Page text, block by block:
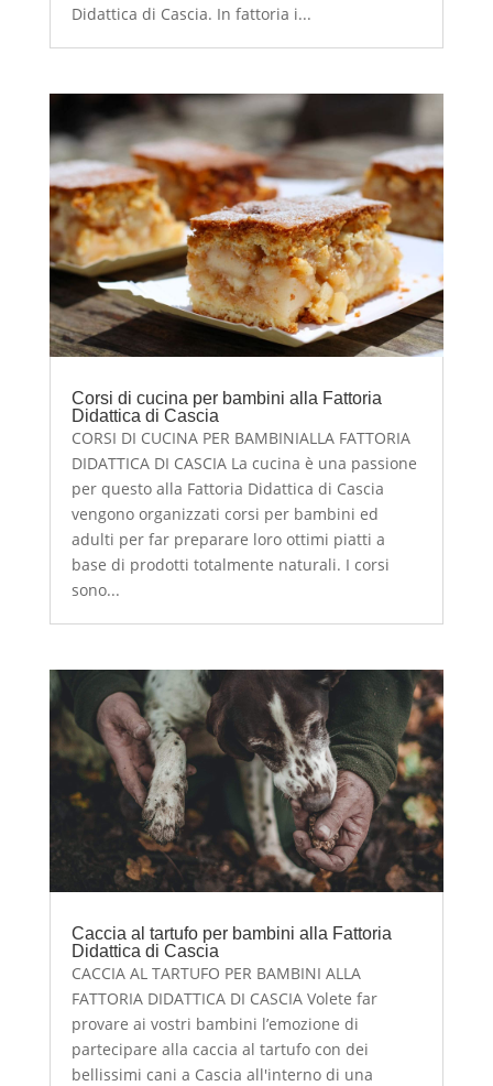
Didattica di Cascia. In fattoria i...
Corsi di cucina per bambini alla Fattoria
Didattica di Cascia
CORSI DI CUCINA PER BAMBINIALLA FATTORIA
DIDATTICA DI CASCIA La cucina è una passione
per questo alla Fattoria Didattica di Cascia
vengono organizzati corsi per bambini ed
adulti per far preparare loro ottimi piatti a
base di prodotti totalmente naturali. I corsi
sono...
Caccia al tartufo per bambini alla Fattoria
Didattica di Cascia
CACCIA AL TARTUFO PER BAMBINI ALLA
FATTORIA DIDATTICA DI CASCIA Volete far
provare ai vostri bambini l’emozione di
partecipare alla caccia al tartufo con dei
bellissimi cani a Cascia all'interno di una